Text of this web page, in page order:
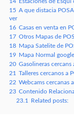
14
Estaciones de Esqui
15 A que distacia
ver
16 Casas en venta en
17 Otros Mapas de
18
Mapa Satelite de
19
Mapa Normal
20 Gasolineras cercans
21
Talleres cercanos a
22 Webcams cercanas
23 Contenido
23.1
Related posts: